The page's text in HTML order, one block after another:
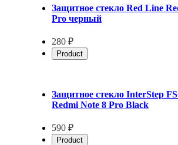
Защитное стекло Red Line
Pro черный
280 ₽
Product
Защитное стекло InterStep
Redmi Note 8 Pro Black
590 ₽
Product